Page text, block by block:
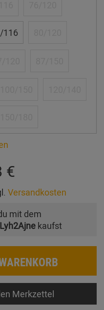
116
€
Versandkosten
mit dem
kaufst
Merkzettel